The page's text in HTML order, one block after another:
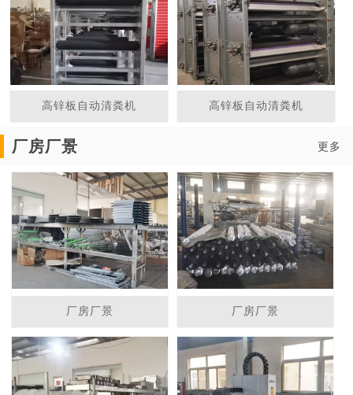
高锌板自动清粪机 高锌板自动清粪机
厂房厂景 更多
厂房厂景 厂房厂景